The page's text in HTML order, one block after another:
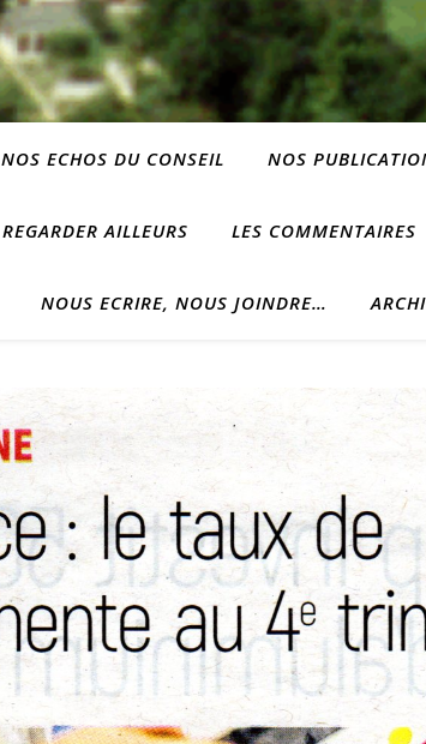
NOS ECHOS DU CONSEIL NOS
REGARDER AILLEURS LES COMMENTAIRES
NOUS ECRIRE, NOUS JOINDRE…